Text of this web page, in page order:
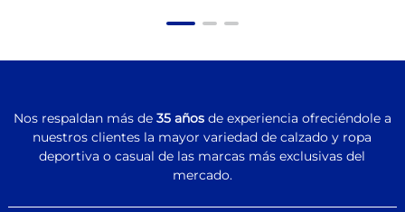
Nos respaldan más de 35 añosde experiencia ofreciéndole a
nuestros clientes la mayor variedad de calzado y ropa
deportiva o casual de las marcas más exclusivas del
mercado.